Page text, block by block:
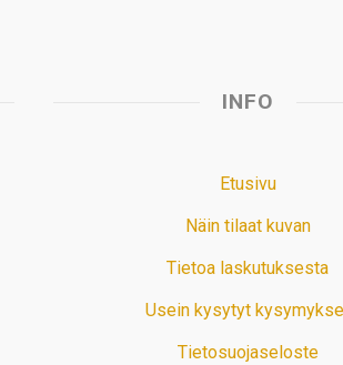
INFO
Etusivu
Näin tilaat kuvan
Tietoa laskutuksesta
Usein kysytyt
Tietosuojaseloste